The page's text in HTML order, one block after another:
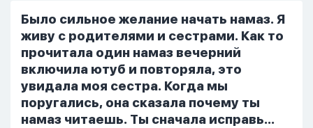
русский,потому что боялась
ошибиться и то что намаз не
примется,совершила истихар во время
тахаджуд...
Было сильное желание начать намаз. Я
живу с родителями и сестрами. Как то
прочитала один намаз вечерний
включила ютуб и повторяла, это
увидала моя сестра. Когда мы
поругались, она сказала почему ты
намаз читаешь. Ты сначала исправь